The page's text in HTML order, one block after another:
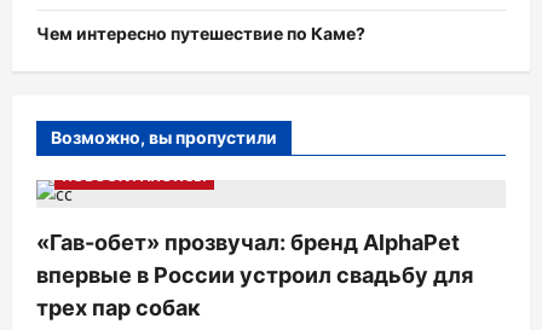
Чем интересно путешествие по Каме?
Возможно, вы пропустили
НОВОСТИ АНОНСЫ
«Гав-обет» прозвучал: бренд AlphaPet
впервые в России устроил свадьбу для
трех пар собак